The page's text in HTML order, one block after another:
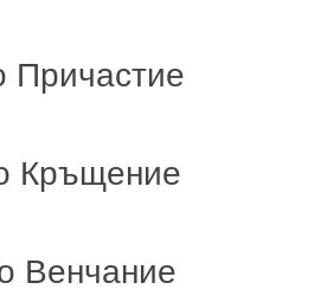
Причастие
Кръщение
Венчание